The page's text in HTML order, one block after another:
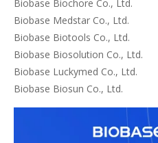
Biobase Biochore Co., Ltd.
Biobase Medstar Co., Ltd.
Biobase Biotools Co., Ltd.
Biobase Biosolution Co., Ltd.
Biobase Luckymed Co., Ltd.
Biobase Biosun Co., Ltd.